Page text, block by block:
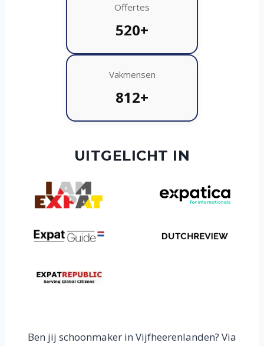
Offertes
520+
Vakmensen
812+
UITGELICHT IN
Ben jij schoonmaker in Vijfheerenlanden? Via